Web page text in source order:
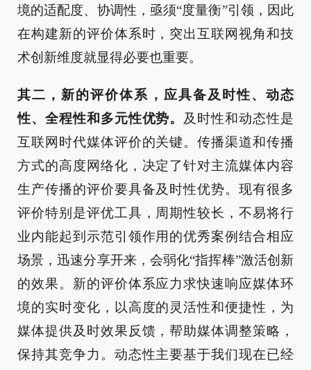
境的适配度、协调性，亟须“度量衡”引领，因此
在构建新的评价体系时，突出互联网视角和技
术创新维度就显得必要也重要。
其二，新的评价体系，应具备及时性、动态
性、全程性和多元性优势。 及时性和动态性是
互联网时代媒体评价的关键。传播渠道和传播
方式的高度网络化，决定了针对主流媒体内容
生产传播的评价要具备及时性优势。现有很多
评价特别是评优工具，周期性较长，不易将行
业内能起到示范引领作用的优秀案例结合相应
场景，迅速分享开来，会弱化“指挥棒”激活创新
的效果。新的评价体系应力求快速响应媒体环
境的实时变化，以高度的灵活性和便捷性，为
媒体提供及时效果反馈，帮助媒体调整策略，
保持其竞争力。动态性主要基于我们现在已经